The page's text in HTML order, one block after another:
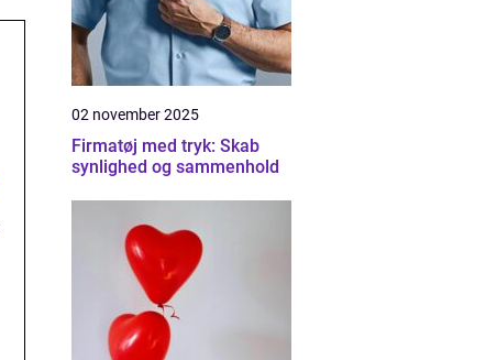
02 november 2025
Firmatøj med tryk: Skab
synlighed og sammenhold